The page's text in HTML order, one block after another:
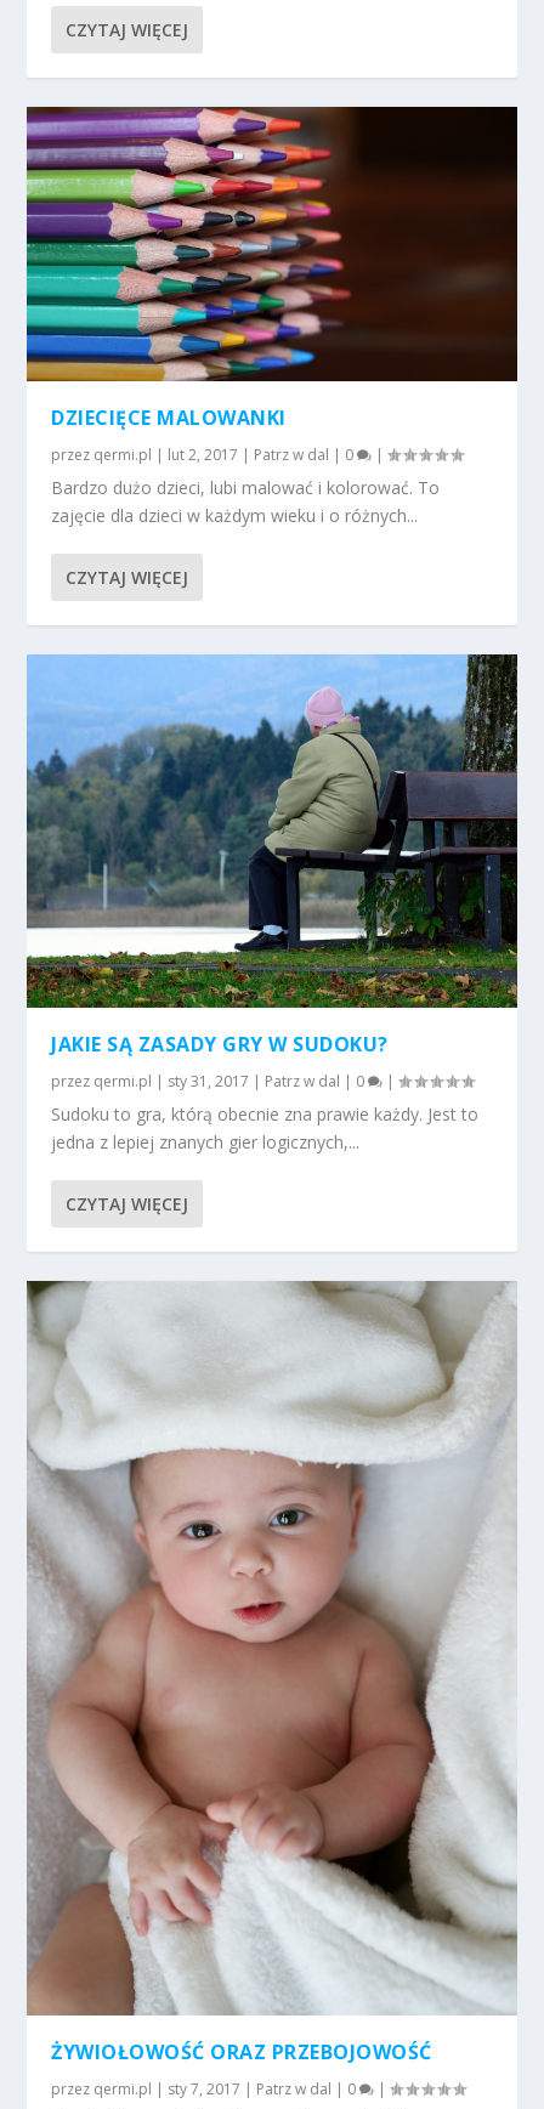
CZYTAJ WIĘCEJ
DZIECIĘCE MALOWANKI
przez qermi.pl | lut 2, 2017 | Patrz w dal | 0 |
Bardzo dużo dzieci, lubi malować i kolorować. To
zajęcie dla dzieci w każdym wieku i o różnych...
CZYTAJ WIĘCEJ
JAKIE SĄ ZASADY GRY W SUDOKU?
przez qermi.pl | sty 31, 2017 | Patrz w dal | 0 |
Sudoku to gra, którą obecnie zna prawie każdy. Jest to
jedna z lepiej znanych gier logicznych,...
CZYTAJ WIĘCEJ
ŻYWIOŁOWOŚĆ ORAZ PRZEBOJOWOŚĆ
przez qermi.pl | sty 7, 2017 | Patrz w dal | 0 |